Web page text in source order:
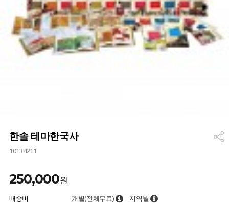
한솔 테마한국사
10134211
250,000원
배송비 개별(전체무료) 지역별